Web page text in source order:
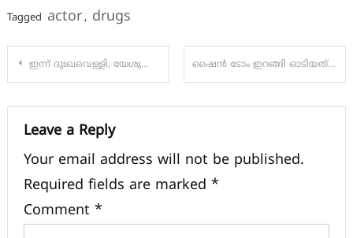
Tagged actor, drugs
Post
ഇന്ന് ദുഃഖവെള്ളി, യേശുക്രിസ്തുവിന്റെ സ്മരണയിൽ വിശ്വാസികൾ ഷൈൻ ടോം ഇറങ്ങി ഓടിയത് എന്തിനെന്നു വിശദീകരിക്കണം, പോലീസിന് മുന്നിൽ ഹാജരാകാൻ നിർദ്ദേശം
Leave a Reply
Your email address will not be published.
Required fields are marked *
Comment *